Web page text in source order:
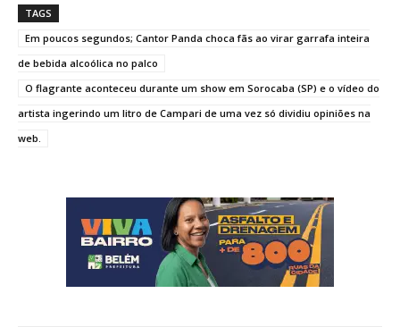
TAGS
Em poucos segundos; Cantor Panda choca fãs ao virar garrafa inteira
de bebida alcoólica no palco
O flagrante aconteceu durante um show em Sorocaba (SP) e o vídeo do
artista ingerindo um litro de Campari de uma vez só dividiu opiniões na
web.